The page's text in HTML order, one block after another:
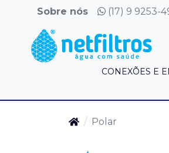
Sobre nós (17) 9 9253-
CONEXÕES E
Polar